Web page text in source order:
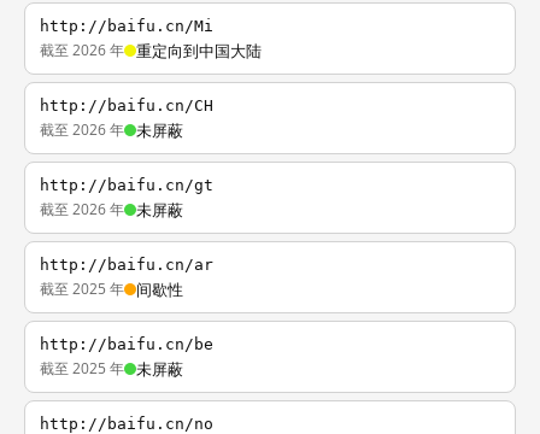
http://baifu.cn/Mi
截至 2026 年 重定向到中国大陆
http://baifu.cn/CH
截至 2026 年 未屏蔽
http://baifu.cn/gt
截至 2026 年 未屏蔽
http://baifu.cn/ar
截至 2025 年 间歇性
http://baifu.cn/be
截至 2025 年 未屏蔽
http://baifu.cn/no